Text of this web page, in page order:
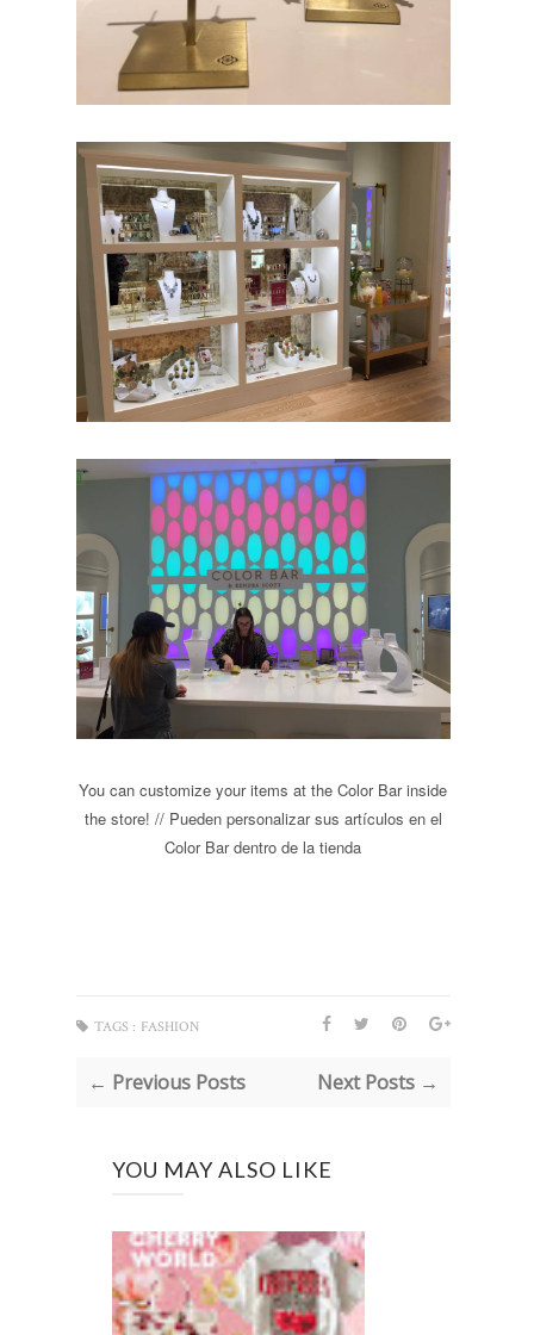
You can customize your items at the Color Bar inside
the store! // Pueden personalizar sus artículos en el
Color Bar dentro de la tienda
TAGS : FASHION
← Previous Posts Next Posts →
YOU MAY ALSO LIKE